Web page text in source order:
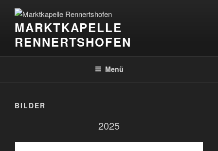
Inhalt
springenMARKTKAPELLE
RENNERTSHOFEN
Menü
BILDER
2025